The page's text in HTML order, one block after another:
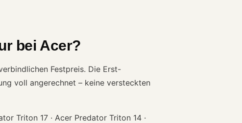
bei Acer?
Festpreis. Die Erst-
voll angerechnet – keine versteckten
Triton 17 · Acer Predator Triton 14 ·